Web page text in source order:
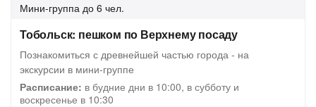
Мини-группа до 6 чел.
Тобольск: пешком по Верхнему посаду
Познакомиться с древнейшей частью города - на
экскурсии в мини-группе
Расписание: в будние дни в 10:00, в субботу и
воскресенье в 10:30